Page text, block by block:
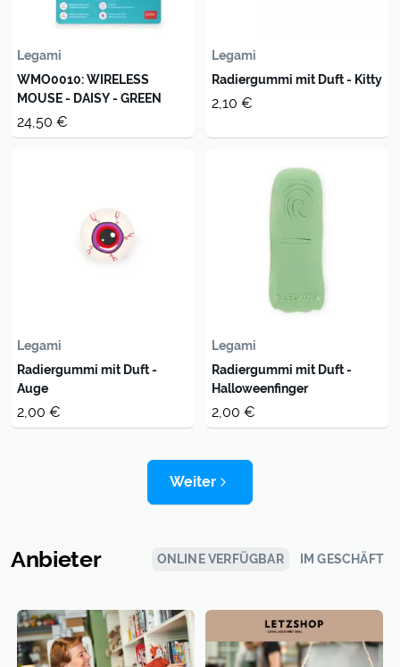
Legami
WMO0010: WIRELESS
MOUSE - DAISY - GREEN
24,50 €
Legami
Radiergummi mit Duft - Kitty
2,10 €
Legami
Radiergummi mit Duft -
Auge
2,00 €
Legami
Radiergummi mit Duft -
Halloweenfinger
2,00 €
Weiter
Anbieter ONLINE VERFÜGBAR IM GESCHÄFT